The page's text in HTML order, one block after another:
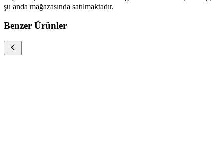
şu anda mağazasında satılmaktadır.
Benzer Ürünler